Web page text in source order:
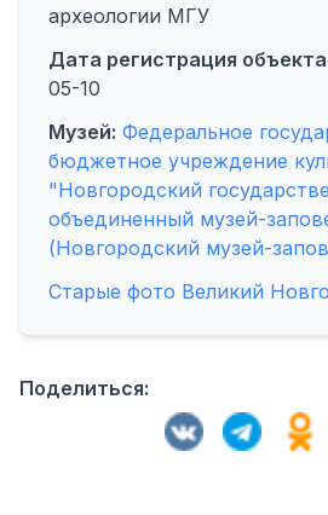
археологии МГУ
Дата регистрация
05-10
Музей: Федеральное
бюджетное учреждение
"Новгородский
объединенный музей-
(Новгородский музей-
Старые фото Великий
Поделиться: